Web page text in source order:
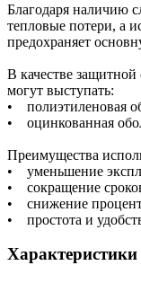
Благодаря наличию
тепловые потери, а
предохраняет
В качестве
могут выступать:
• полиэтиленовая
• оцинкованная
Преимущества
• уменьшение
• сокращение
• снижение
• простота и
Характеристики